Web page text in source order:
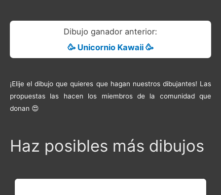
Dibujo ganador anterior:
🥳 Unicornio Kawaii 🥳
¡Elije el dibujo que quieres que hagan nuestros dibujantes! Las
propuestas las hacen los miembros de la comunidad que
donan 😍
Haz posibles más dibujos